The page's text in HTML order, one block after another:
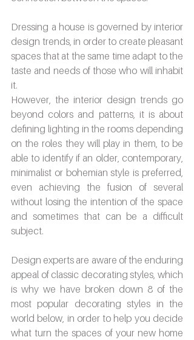
Dressing a house is governed by interior
design trends, in order to create pleasant
spaces that at the same time adapt to the
taste and needs of those who will inhabit
it.
However, the interior design trends go
beyond colors and patterns, it is about
defining lighting in the rooms depending
on the roles they will play in them, to be
able to identify if an older, contemporary,
minimalist or bohemian style is preferred,
even achieving the fusion of several
without losing the intention of the space
and sometimes that can be a difficult
subject.
Design experts are aware of the enduring
appeal of classic decorating styles, which
is why we have broken down 8 of the
most popular decorating styles in the
world below, in order to help you decide
what turn the spaces of your new home